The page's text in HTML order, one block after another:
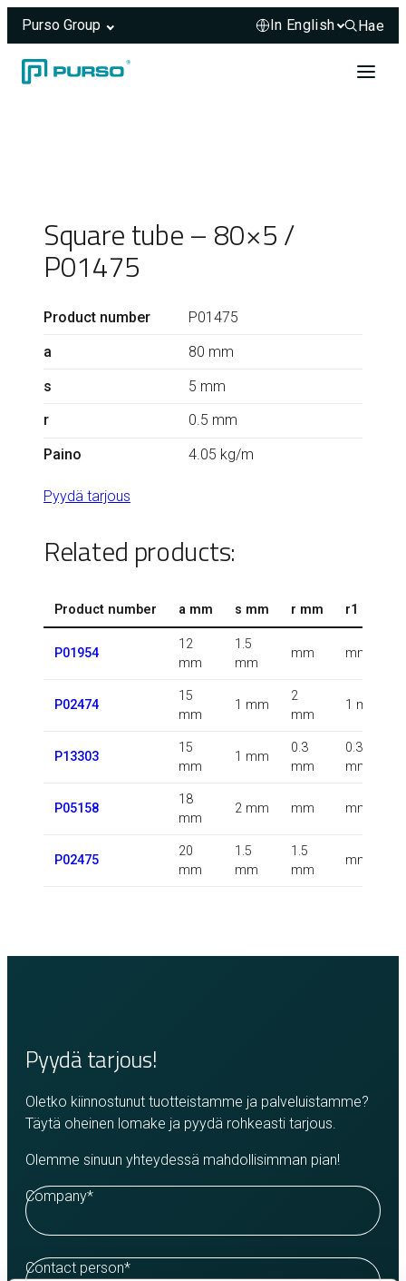
Purso Group
Hae
Hae
Square tube – 80×5 /
P01475
Product number
P01475
a
80 mm
s
5 mm
r
0.5 mm
Paino
4.05 kg/m
Pyydä tarjous
Related products:
Product number a mm s mm r mm r1 mm
P01954
12
mm
1.5
mm
mm mm
P02474
15
mm
1 mm
2
mm
1 mm
P13303
15
mm
1 mm
0.3
mm
0.3
mm
P05158
18
mm
2 mm mm mm
P02475
20
mm
1.5
mm
1.5
mm
mm
Pyydä tarjous!
Oletko kiinnostunut tuotteistamme ja palveluistamme?
Täytä oheinen lomake ja pyydä rohkeasti tarjous.
Olemme sinuun yhteydessä mahdollisimman pian!
Company*
Contact person*